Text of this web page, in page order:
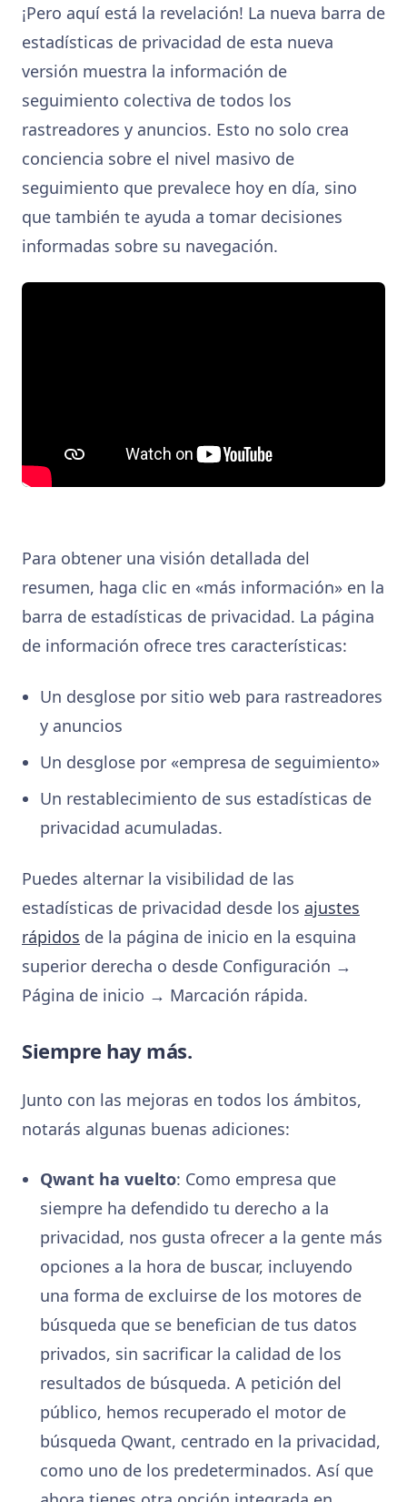
¡Pero aquí está la revelación! La nueva barra de
estadísticas de privacidad de esta nueva
versión muestra la información de
seguimiento colectiva de todos los
rastreadores y anuncios. Esto no solo crea
conciencia sobre el nivel masivo de
seguimiento que prevalece hoy en día, sino
que también te ayuda a tomar decisiones
informadas sobre su navegación.
Para obtener una visión detallada del
resumen, haga clic en «más información» en la
barra de estadísticas de privacidad. La página
de información ofrece tres características:
Un desglose por sitio web para rastreadores
y anuncios
Un desglose por «empresa de seguimiento»
Un restablecimiento de sus estadísticas de
privacidad acumuladas.
Puedes alternar la visibilidad de las
estadísticas de privacidad desde los ajustes
rápidos de la página de inicio en la esquina
superior derecha o desde Configuración →
Página de inicio → Marcación rápida.
Siempre hay más.
Junto con las mejoras en todos los ámbitos,
notarás algunas buenas adiciones:
Qwant ha vuelto: Como empresa que
siempre ha defendido tu derecho a la
privacidad, nos gusta ofrecer a la gente más
opciones a la hora de buscar, incluyendo
una forma de excluirse de los motores de
búsqueda que se benefician de tus datos
privados, sin sacrificar la calidad de los
resultados de búsqueda. A petición del
público, hemos recuperado el motor de
búsqueda Qwant, centrado en la privacidad,
como uno de los predeterminados. Así que